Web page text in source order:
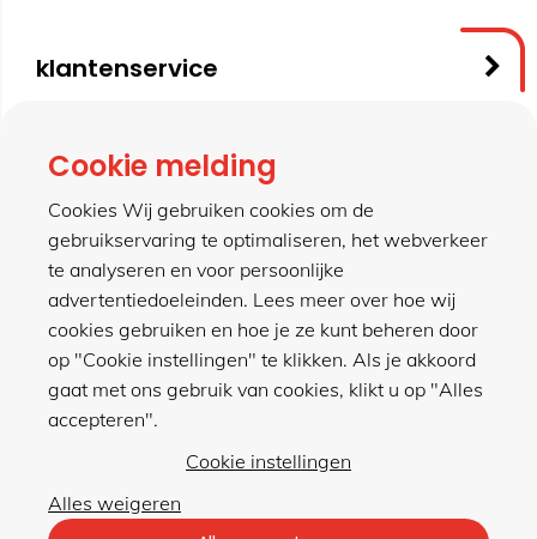
klantenservice
contact
meer van hillen
winkel
Algemene voorwaarden
Cookie melding
Cookies Wij gebruiken cookies om de
gebruikservaring te optimaliseren, het webverkeer
te analyseren en voor persoonlijke
advertentiedoeleinden. Lees meer over hoe wij
cookies gebruiken en hoe je ze kunt beheren door
op "Cookie instellingen" te klikken. Als je akkoord
gaat met ons gebruik van cookies, klikt u op "Alles
accepteren".
Cookie instellingen
Alles weigeren